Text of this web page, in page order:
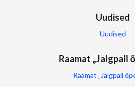
Uudised
Uudised
Raamat „Jalgpall
Raamat „Jalgpall